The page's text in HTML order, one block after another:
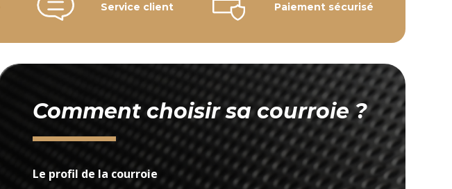
Service client Paiement sécurisé
Comment choisir sa courroie ?
Le profil de la courroie